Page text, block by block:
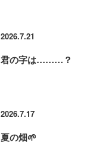
2026.7.21
君の字は………？
2026.7.17
夏の畑🌱